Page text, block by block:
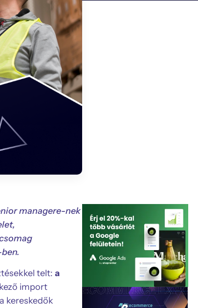
managere-nek
telt:a
import
kereskedők